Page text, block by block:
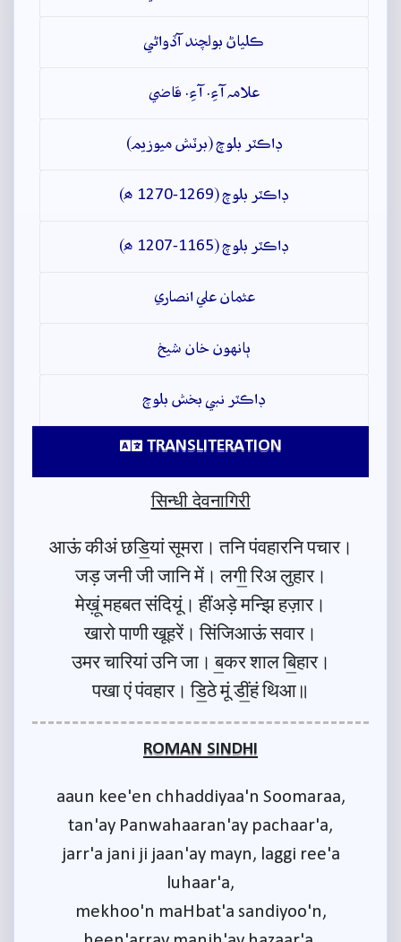
ڪلياڻ بولچند آڏواڻي
علامہ آءِ. آءِ. قاضي
ڊاڪٽر بلوچ (برٽش ميوزيم)
ڊاڪٽر بلوچ (1269-1270 ھ)
ڊاڪٽر بلوچ (1165-1207 ھ)
عثمان علي انصاري
ٻانهون خان شيخ
ڊاڪٽر نبي بخش بلوچ
TRANSLITERATION
सिन्धी देवनागिरी
आऊं कीअं छडि॒यां सूमरा। तनि पंवहारनि पचार।
जड़ जनी जी जानि में। लगी॒ रिअ लुहार।
मेख़ूं महबत संदियूं। हींअड़े मन्झि हज़ार।
खारो पाणी खूहरें। सिंजिआऊं सवार।
उमर चारियां उनि जा। ब॒कर शाल बि॒हार।
पखा एं पंवहार। डि॒ठे मूं डीं॒हं थिआ॥
ROMAN SINDHI
aaun kee'en chhaddiyaa'n Soomaraa,
tan'ay Panwahaaran'ay pachaar'a,
jarr'a jani ji jaan'ay mayn, laggi ree'a
luhaar'a,
mekhoo'n maHbat'a sandiyoo'n,